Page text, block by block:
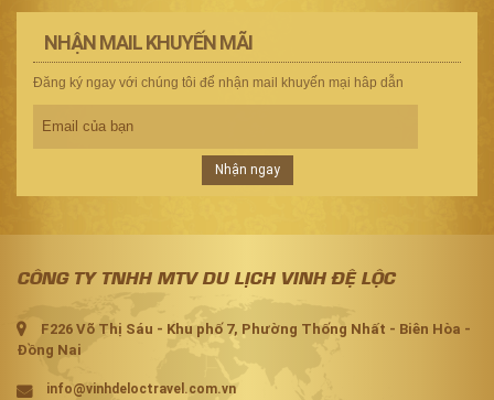
NHẬN MAIL KHUYẾN MÃI
Đăng ký ngay với chúng tôi để nhận mail khuyến mại hâp dẫn
Nhận ngay
CÔNG TY TNHH MTV DU LỊCH VINH ĐỆ LỘC
F226 Võ Thị Sáu - Khu phố 7, Phường Thống Nhất - Biên Hòa -
Đồng Nai
info@vinhdeloctravel.com.vn